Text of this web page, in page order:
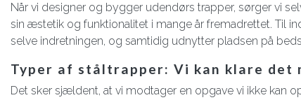
Når vi designer og bygger udendørs trapper, sørger vi
sin æstetik og funktionalitet i mange år fremadrettet. Til
selve indretningen, og samtidig udnytter pladsen på
Typer af ståltrapper: Vi kan klare det
Det sker sjældent, at vi modtager en opgave vi ikke kan